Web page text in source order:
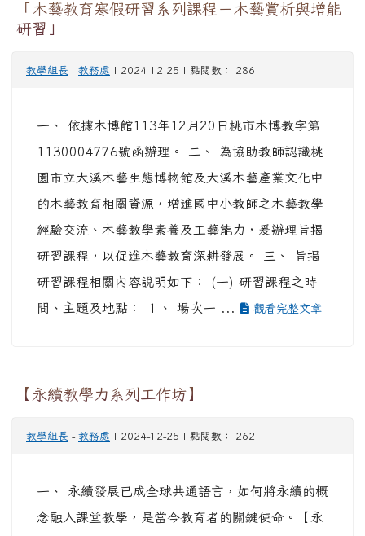
「木藝教育寒假研習系列課程－木藝賞析與增能
研習」
教學組長 - 教務處 | 2024-12-25 | 點閱數： 286
一、 依據木博館113年12月20日桃市木博教字第
1130004776號函辦理。 二、 為協助教師認識桃
園市立大溪木藝生態博物館及大溪木藝產業文化中
的木藝教育相關資源，增進國中小教師之木藝教學
經驗交流、木藝教學素養及工藝能力，爰辦理旨揭
研習課程，以促進木藝教育深耕發展。 三、 旨揭
研習課程相關內容說明如下： (一) 研習課程之時
間、主題及地點： １、 場次一 ...
觀看完整文章
【永續教學力系列工作坊】
教學組長 - 教務處 | 2024-12-25 | 點閱數： 262
一、 永續發展已成全球共通語言，如何將永續的概
念融入課堂教學，是當今教育者的關鍵使命。【永